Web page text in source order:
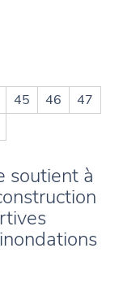
45 46
47
soutient à